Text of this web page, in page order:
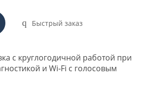
Быстрый заказ
с круглогодичной работой при
и Wi‑Fi с голосовым